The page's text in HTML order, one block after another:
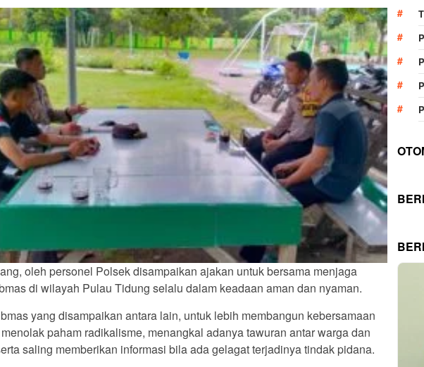
oleh personel Polsek disampaikan ajakan untuk bersama menjaga
di wilayah Pulau Tidung selalu dalam keadaan aman dan nyaman.
yang disampaikan antara lain, untuk lebih membangun kebersamaan
paham radikalisme, menangkal adanya tawuran antar warga dan
saling memberikan informasi bila ada gelagat terjadinya tindak pidana.